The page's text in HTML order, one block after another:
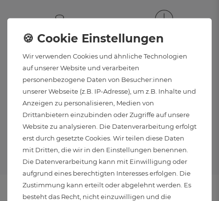
Wir verwenden Cookies und ähnliche Technologien
auf unserer Website und verarbeiten
personenbezogene Daten von Besucher:innen
unserer Webseite (z.B. IP-Adresse), um z.B. Inhalte und
Anzeigen zu personalisieren, Medien von
Drittanbietern einzubinden oder Zugriffe auf unsere
Website zu analysieren. Die Datenverarbeitung erfolgt
erst durch gesetzte Cookies. Wir teilen diese Daten
mit Dritten, die wir in den Einstellungen benennen.
Die Datenverarbeitung kann mit Einwilligung oder
aufgrund eines berechtigten Interesses erfolgen. Die
Zustimmung kann erteilt oder abgelehnt werden. Es
besteht das Recht, nicht einzuwilligen und die
RABATT
4 % Rabatt ab 150 €
6 % Rabatt ab 500 €
VERSAND
Versand innerhalb
von 24 Stunden (Mo-Fr)
VERSANDKOSTENFREI
Kostenloser Versand
innerhalb DE ab 29 €
KOSTENLOSER
RÜCKVERSAND
30 Tage Rückgaberecht
mit kostenlosem Rückversand